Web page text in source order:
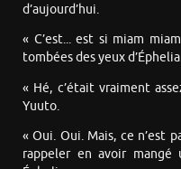
d’aujourd’hui.
« C’est... est si miam
tombées des yeux
« Hé, c’était vraiment
Yuuto.
« Oui. Oui. Mais, ce n’est
rappeler en avoir